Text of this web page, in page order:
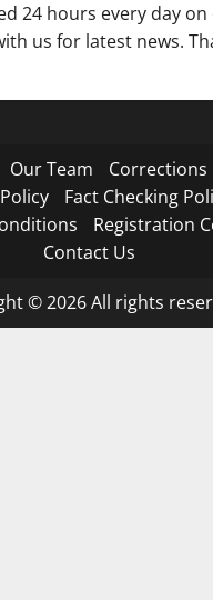
24 hours every day
us for latest news.
Our Team
Corrections
Fact Checking
Registration
Contact Us
© 2026 All rights